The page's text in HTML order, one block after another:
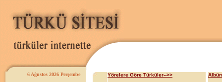
6 Ağustos 2026 Perşembe
Yörelere Göre Türküler-->>